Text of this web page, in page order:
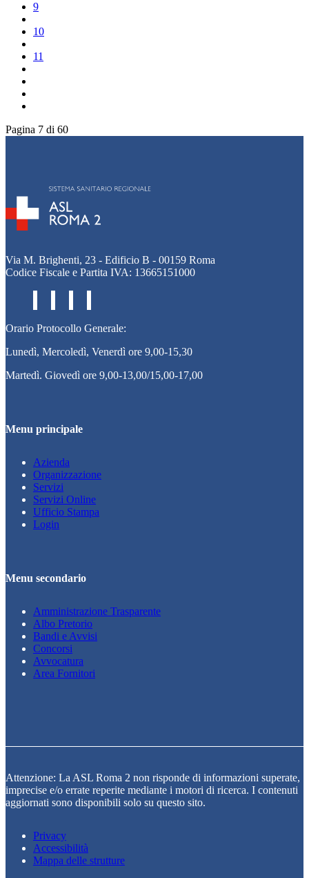
9
10
11
Pagina 7 di 60
Via M. Brighenti, 23 - Edificio B - 00159 Roma
Codice Fiscale e Partita IVA: 13665151000
Orario Protocollo Generale:
Lunedì, Mercoledì, Venerdì ore 9,00-15,30
Martedì. Giovedì ore 9,00-13,00/15,00-17,00
Menu principale
Azienda
Organizzazione
Servizi
Servizi Online
Ufficio Stampa
Login
Menu secondario
Amministrazione Trasparente
Albo Pretorio
Bandi e Avvisi
Concorsi
Avvocatura
Area Fornitori
Attenzione: La ASL Roma 2 non risponde di informazioni superate,
imprecise e/o errate reperite mediante i motori di ricerca. I contenuti
aggiornati sono disponibili solo su questo sito.
Privacy
Accessibilità
Mappa delle strutture